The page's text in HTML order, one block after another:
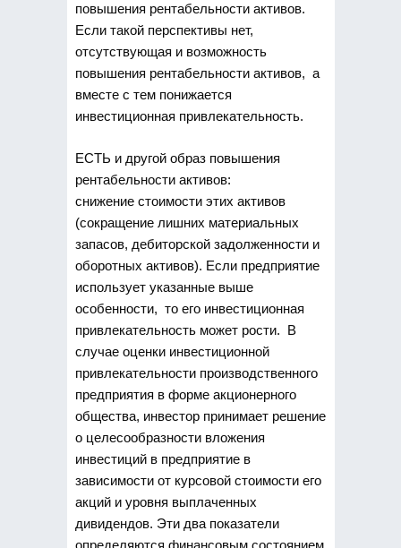
повышения рентабельности активов.
Если такой перспективы нет,
отсутствующая и возможность
повышения рентабельности активов, а
вместе с тем понижается
инвестиционная привлекательность.
ЕСТЬ и другой образ повышения
рентабельности активов:
снижение стоимости этих активов
(сокращение лишних материальных
запасов, дебиторской задолженности и
оборотных активов). Если предприятие
использует указанные выше
особенности, то его инвестиционная
привлекательность может рости. В
случае оценки инвестиционной
привлекательности производственного
предприятия в форме акционерного
общества, инвестор принимает решение
о целесообразности вложения
инвестиций в предприятие в
зависимости от курсовой стоимости его
акций и уровня выплаченных
дивидендов. Эти два показатели
определяются финансовым состоянием